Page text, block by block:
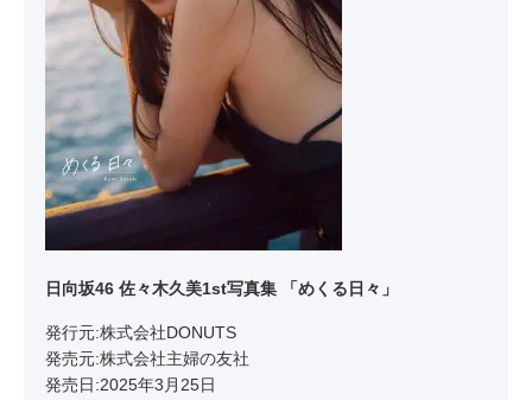
⽇向坂46 佐々⽊久美1st写真集 「めくる⽇々」
発行元:株式会社DONUTS
発売元:株式会社主婦の友社
発売日:2025年3月25日